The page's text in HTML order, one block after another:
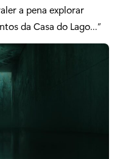
a pena explorar
da Casa do Lago…”